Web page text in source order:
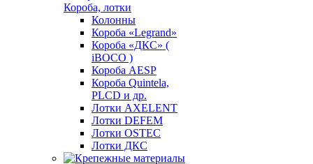
Короба, лотки
Колонны
Короба «Legrand»
Короба «ДКС» (
iBOCO )
Короба AESP
Короба Quintela,
PLCD и др.
Лотки AXELENT
Лотки DEFEM
Лотки OSTEC
Лотки ДКС